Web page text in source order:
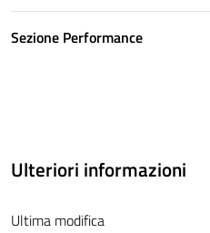
Sezione Performance
Ulteriori informazioni
Ultima modifica